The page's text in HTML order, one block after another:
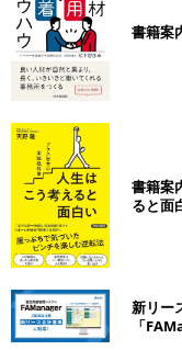
書籍案
書籍案
ると面
新リー
「